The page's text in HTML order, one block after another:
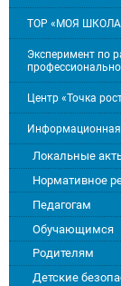
ТОР «МОЯ
Эксперимент по
Центр «Точка
Информационная
Локальные
Нормативное
Педагогам
Обучающимся
Родителям
Детские